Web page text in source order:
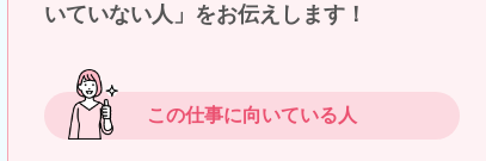
いていない人」をお伝えします！
この仕事に向いている人